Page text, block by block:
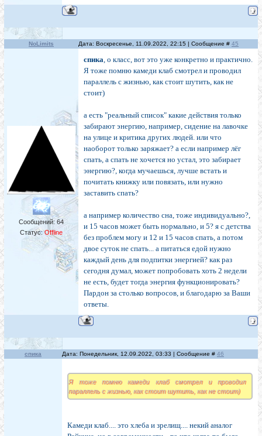
NoLimits Дата: Воскресенье, 11.09.2022, 22:15 | Сообщение # 45
Сообщений: 64
Статус:Offline
спика, о класс, вот это уже конкретно и практично.
Я тоже помню камеди клаб смотрел и проводил
параллель с жизнью, как стоит шутить, как не
стоит)
а есть "реальный список" какие действия только
забирают энергию, например, сидение на лавочке
на улице и критика других людей. или что
наоборот только заряжает? а если например лёг
спать, а спать не хочется но устал, это забирает
энергию?, когда мучаешься, лучше встать и
почитать книжку или повязать, или нужно
заставить спать?
а например количество сна, тоже индивидуально?,
и 15 часов может быть нормально, и 5? я с детства
без проблем могу и 12 и 15 часов спать, а потом
двое суток не спать... а питаться едой нужно
каждый день для подпитки энергией? как раз
сегодня думал, может попробовать хоть 2 недели
не есть, будет тогда энергия функционировать?
Пардон за столько вопросов, и благодарю за Ваши
ответы.
спика Дата: Понедельник, 12.09.2022, 03:33 | Сообщение # 46
Я тоже помню камеди клаб смотрел и проводил
параллель с жизнью, как стоит шутить, как не стоит)
Камеди клаб.... это хлеба и зрелищ.... некий аналог